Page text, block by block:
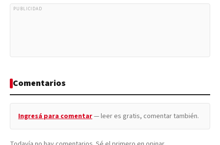
PUBLICIDAD
Comentarios
Ingresá para comentar— leer es gratis, comentar también.